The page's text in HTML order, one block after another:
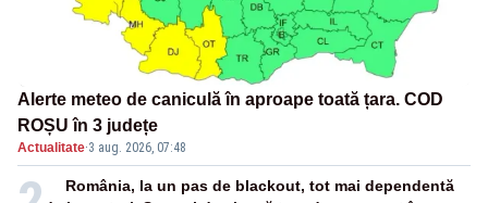
Alerte meteo de caniculă în aproape toată țara. COD
ROȘU în 3 județe
Actualitate·3 aug. 2026, 07:48
România, la un pas de blackout, tot mai dependentă